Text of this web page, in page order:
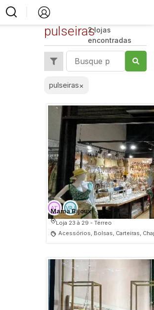
pulseiras2 lojas
encontradas
pulseiras×
Mama Bijoux
Loja 23 à 29 - Térreo
Acessórios, Bolsas, Carteiras,